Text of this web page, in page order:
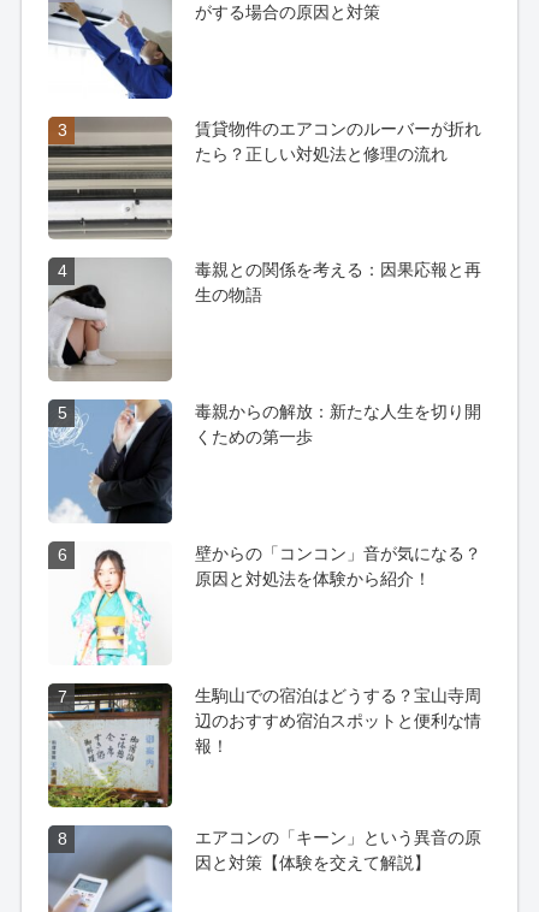
がする場合の原因と対策
3
賃貸物件のエアコンのルーバーが折れ
たら？正しい対処法と修理の流れ
4
毒親との関係を考える：因果応報と再
生の物語
5
毒親からの解放：新たな人生を切り開
くための第一歩
6
壁からの「コンコン」音が気になる？
原因と対処法を体験から紹介！
7
生駒山での宿泊はどうする？宝山寺周
辺のおすすめ宿泊スポットと便利な情
報！
8
エアコンの「キーン」という異音の原
因と対策【体験を交えて解説】